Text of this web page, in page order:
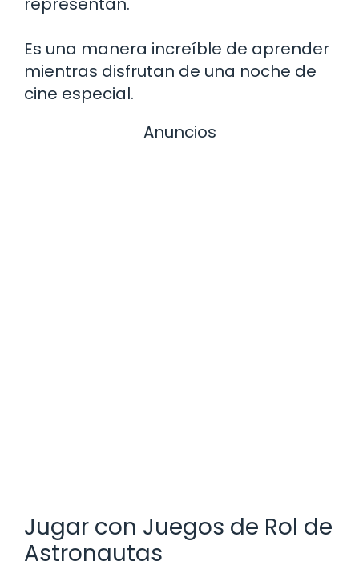
Es una manera increíble de aprender
mientras disfrutan de una noche de
cine especial.
Anuncios
Jugar con Juegos de Rol de
Astronautas